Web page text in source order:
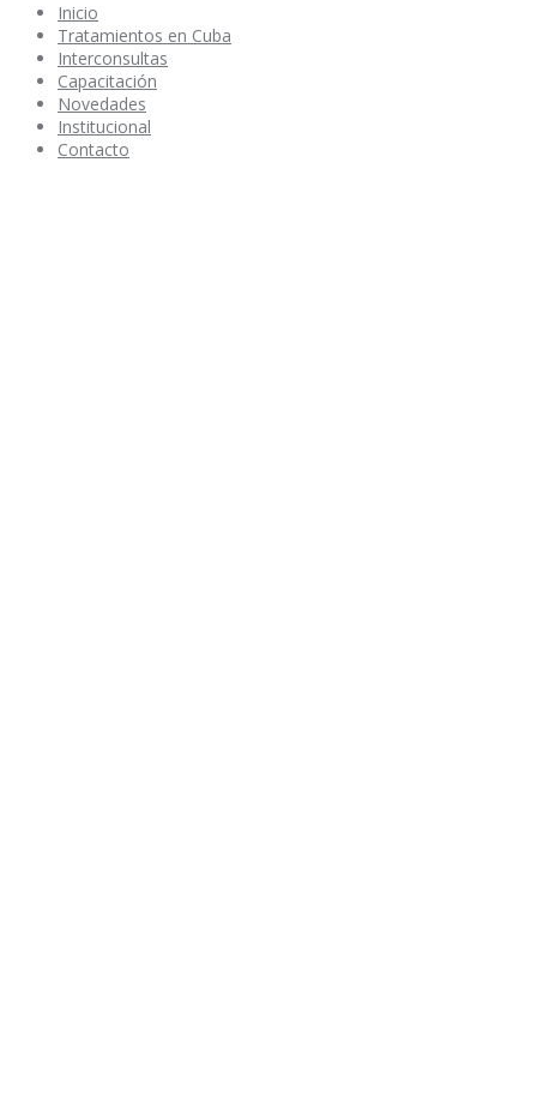
Inicio
Tratamientos en Cuba
Interconsultas
Capacitación
Novedades
Institucional
Contacto